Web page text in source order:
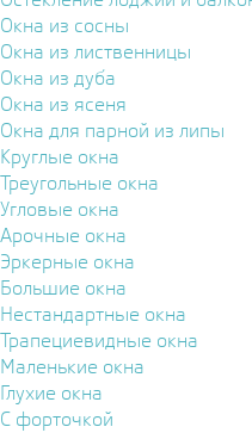
Окна из сосны
Окна из лиственницы
Окна из дуба
Окна из ясеня
Окна для парной из липы
Круглые окна
Треугольные окна
Угловые окна
Арочные окна
Эркерные окна
Большие окна
Нестандартные окна
Трапециевидные окна
Маленькие окна
Глухие окна
С форточкой